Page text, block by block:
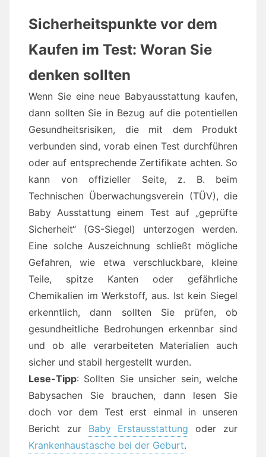
Sicherheitspunkte vor dem
Kaufen im Test: Woran Sie
denken sollten
Wenn Sie eine neue Babyausstattung kaufen,
dann sollten Sie in Bezug auf die potentiellen
Gesundheitsrisiken, die mit dem Produkt
verbunden sind, vorab einen Test durchführen
oder auf entsprechende Zertifikate achten. So
kann von offizieller Seite, z. B. beim
Technischen Überwachungsverein (TÜV), die
Baby Ausstattung einem Test auf „geprüfte
Sicherheit“ (GS-Siegel) unterzogen werden.
Eine solche Auszeichnung schließt mögliche
Gefahren, wie etwa verschluckbare, kleine
Teile, spitze Kanten oder gefährliche
Chemikalien im Werkstoff, aus. Ist kein Siegel
erkenntlich, dann sollten Sie prüfen, ob
gesundheitliche Bedrohungen erkennbar sind
und ob alle verarbeiteten Materialien auch
sicher und stabil hergestellt wurden.
Lese-Tipp: Sollten Sie unsicher sein, welche
Babysachen Sie brauchen, dann lesen Sie
doch vor dem Test erst einmal in unseren
Bericht zur Baby Erstausstattung oder zur
Krankenhaustasche bei der Geburt.